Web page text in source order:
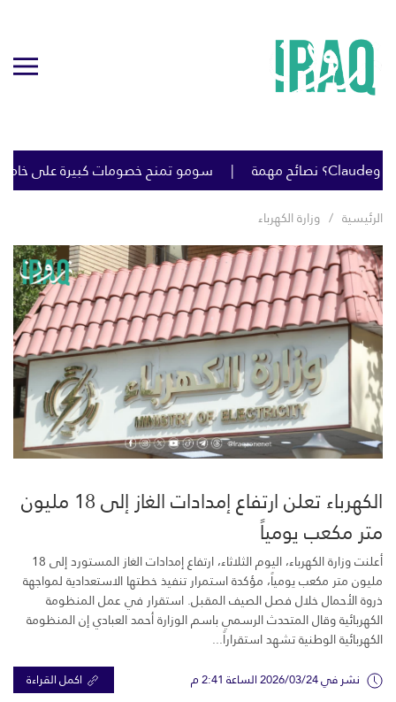
سومو تمنح خصومات كبيرة على خام البصرة لتحفيز تحميل
الرئيسية وزارة الكهرباء
الكهرباء تعلن ارتفاع إمدادات الغاز إلى 18 مليون
متر مكعب يومياً
أعلنت وزارة الكهرباء، اليوم الثلاثاء، ارتفاع إمدادات الغاز المستورد إلى 18
مليون متر مكعب يومياً، مؤكدة استمرار تنفيذ خطتها الاستعدادية لمواجهة
ذروة الأحمال خلال فصل الصيف المقبل. استقرار في عمل المنظومة
الكهربائية وقال المتحدث الرسمي باسم الوزارة أحمد العبادي إن المنظومة
الكهربائية الوطنية تشهد استقراراً...
نشر في 2026/03/24 الساعة 2:41 م اكمل القراءة